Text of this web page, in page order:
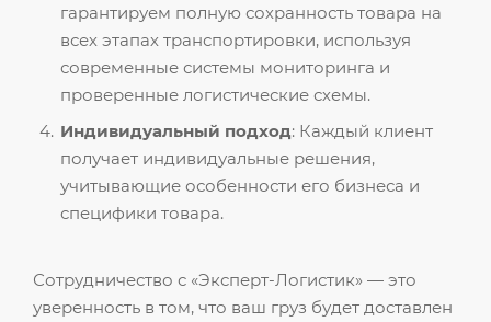
гарантируем полную сохранность товара на
всех этапах транспортировки, используя
современные системы мониторинга и
проверенные логистические схемы.
Индивидуальный подход: Каждый клиент
получает индивидуальные решения,
учитывающие особенности его бизнеса и
специфики товара.
Сотрудничество с «Эксперт-Логистик» — это
уверенность в том, что ваш груз будет доставлен